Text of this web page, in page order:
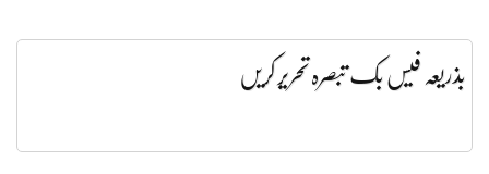
بذریعہ فیس بک تبصرہ تحریر کریں